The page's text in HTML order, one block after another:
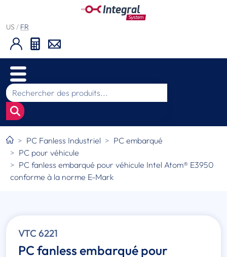
US / FR
PC Fanless Industriel
PC embarqué
PC pour véhicule
PC fanless embarqué pour véhicule Intel Atom® E3950
conforme à la norme E-Mark
VTC 6221
PC fanless embarqué pour